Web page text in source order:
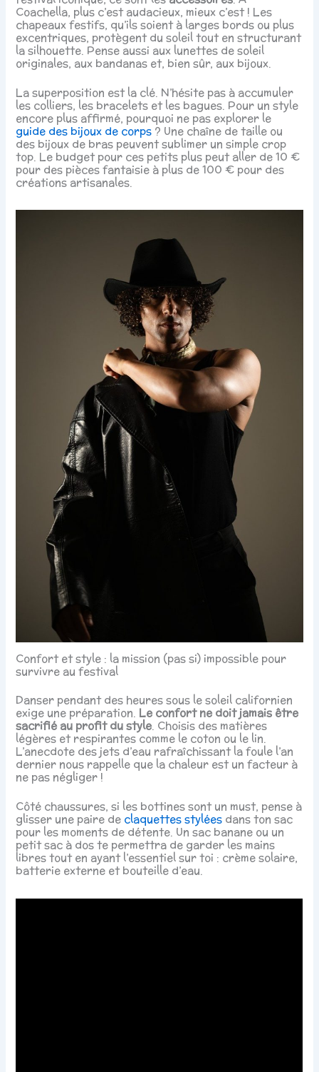
Coachella, plus c’est audacieux, mieux c’est ! Les
chapeaux festifs, qu’ils soient à larges bords ou plus
excentriques, protègent du soleil tout en structurant
la silhouette. Pense aussi aux lunettes de soleil
originales, aux bandanas et, bien sûr, aux bijoux.
La superposition est la clé. N’hésite pas à accumuler
les colliers, les bracelets et les bagues. Pour un style
encore plus affirmé, pourquoi ne pas explorer le
guide des bijoux de corps ? Une chaîne de taille ou
des bijoux de bras peuvent sublimer un simple crop
top. Le budget pour ces petits plus peut aller de 10 €
pour des pièces fantaisie à plus de 100 € pour des
créations artisanales.
Confort et style : la mission (pas si) impossible pour
survivre au festival
Danser pendant des heures sous le soleil californien
exige une préparation. Le confort ne doit jamais être
sacrifié au profit du style. Choisis des matières
légères et respirantes comme le coton ou le lin.
L’anecdote des jets d’eau rafraîchissant la foule l’an
dernier nous rappelle que la chaleur est un facteur à
ne pas négliger !
Côté chaussures, si les bottines sont un must, pense à
glisser une paire de claquettes stylées dans ton sac
pour les moments de détente. Un sac banane ou un
petit sac à dos te permettra de garder les mains
libres tout en ayant l’essentiel sur toi : crème solaire,
batterie externe et bouteille d’eau.